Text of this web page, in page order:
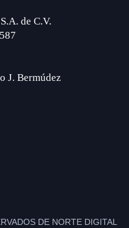
de C.V.
J. Bermúdez
DE NORTE DIGITAL